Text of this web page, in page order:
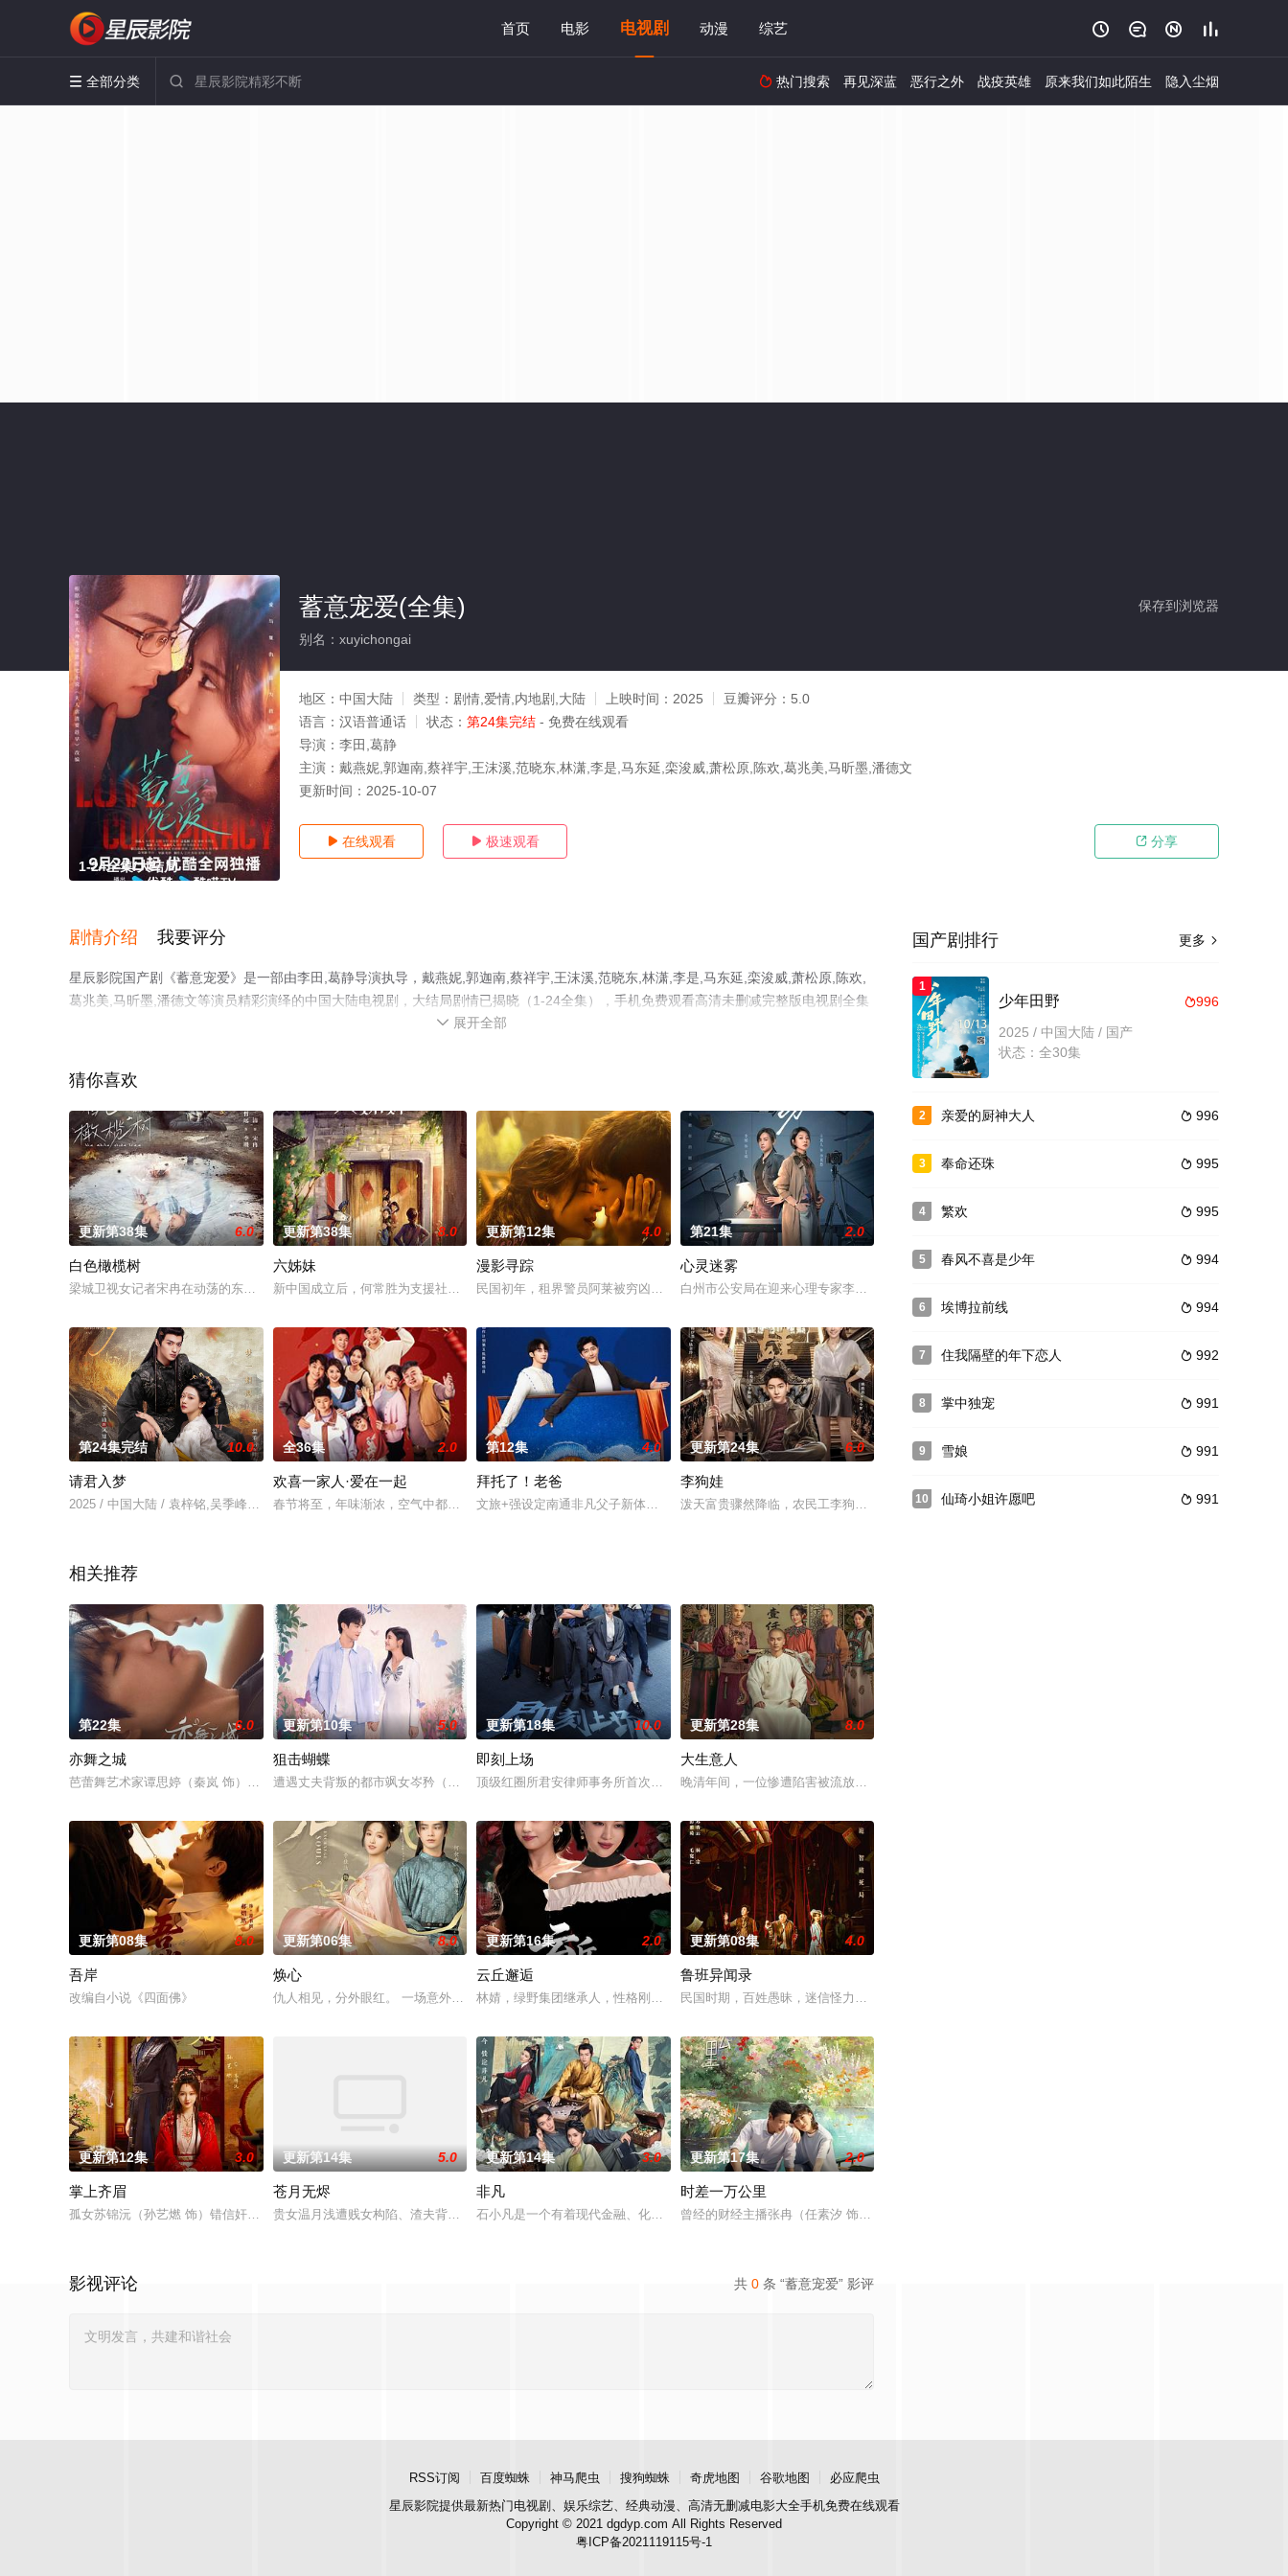
首页 电影 电视剧 动漫 综艺    
 全部分类   热门搜索 再见深蓝 恶行之外 战疫英雄 原来我们如此陌生 隐入尘烟
1-24全集/大结局
保存到浏览器
蓄意宠爱(全集)
别名：xuyichongai
地区： 中国大陆 类型： 剧情,爱情,内地剧,大陆 上映时间： 2025 豆瓣评分： 5.0
语言： 汉语普通话 状态： 第24集完结 - 免费在线观看
导演： 李田,葛静
主演： 戴燕妮,郭迦南,蔡祥宇,王沫溪,范晓东,林潇,李是,马东延,栾浚威,萧松原,陈欢,葛兆美,马昕墨,潘德文
更新时间： 2025-10-07
 在线观看  极速观看  分享
剧情介绍 我要评分
星辰影院国产剧《蓄意宠爱》是一部由李田,葛静导演执导，戴燕妮,郭迦南,蔡祥宇,王沫溪,范晓东,林潇,李是,马东延,栾浚威,萧松原,陈欢,
葛兆美,马昕墨,潘德文等演员精彩演绎的中国大陆电视剧，大结局剧情已揭晓（1-24全集），手机免费观看高清未删减完整版电视剧全集
就上星辰电影网，热播电视剧提前免费观看，更多剧情信息可移步至豆瓣电视剧、电视猫或剧情网等平台了解。
 展开全部
猜你喜欢
更新第38集 6.0
白色橄榄树
梁城卫视女记者宋冉在动荡的东国执行采访任务时突遇危险，所幸被在东国做志愿者的华裔爆破工程师李瓒相救，李瓒的温柔和心
更新第38集 8.0
六姊妹
新中国成立后，何常胜为支援社会主义建设，携家带口从扬州江都移居安徽淮南，在淮河边上扎下了根。在接下来的二十年中，何
更新第12集 4.0
漫影寻踪
民国初年，租界警员阿莱被穷凶极恶的帮派追杀，命悬一线之际，被一名凭空闪现的神秘女子露娜所救。露娜为此身受重伤，昏迷
第21集 2.0
心灵迷雾
白州市公安局在迎来心理专家李莫愁（王真儿饰）后，刑警队长丁威（李媛饰）通过心理侧写的辅助，破获一
第24集完结 10.0
请君入梦
2025 / 中国大陆 / 袁梓铭,吴季峰,温茉言
全36集 2.0
欢喜一家人·爱在一起
春节将至，年味渐浓，空气中都散发着放假的喜悦和热闹的新年氛围。可是我们主角的大家庭中，每个人都有着小烦恼。作为这个
第12集 4.0
拜托了！老爸
文旅+强设定南通非凡父子新体验。
更新第24集 6.0
李狗娃
泼天富贵骤然降临，农民工李狗娃闯入豪门世界，只为给兄弟讨公道，但谁想这竟是一场精心策划的谋杀。李
相关推荐
第22集 6.0
亦舞之城
芭蕾舞艺术家谭思婷（秦岚 饰）退役归国，欲与当年被迫分开的恋人冯睿（钟汉良 饰）破镜重圆，但是过去的误会如同天堑一
更新第10集 5.0
狙击蝴蝶
遭遇丈夫背叛的都市飒女岑矜（陈妍希 饰），在人生至暗时刻收到山村少年李雾（周柯宇 饰）的求助电话，他父母双亡爷爷去
更新第18集 10.0
即刻上场
顶级红圈所君安律师事务所首次设立了挑选优秀实习生入职的“识君计划”，获选的幸运儿将能得到一大笔奖金和正式留用的雇佣
更新第28集 8.0
大生意人
晚清年间，一位惨遭陷害被流放的读书人，以死谋生，在夹缝中凭借自己的智慧借势谋局，以行商入场，以票
更新第08集 8.0
吾岸
改编自小说《四面佛》
更新第06集 8.0
焕心
仇人相见，分外眼红。 一场意外，灵魂互换。 宿敌变夫妻，猫贼鼠捕破诡谲奇案……
更新第16集 2.0
云丘邂逅
林婧，绿野集团继承人，性格刚毅，却在人生巅峰遭遇背叛。苏晓梦，民宿小职员，性格温婉，却深陷家庭泥潭。一次偶然，两人
更新第08集 4.0
鲁班异闻录
民国时期，百姓愚昧，迷信怪力邪说。李木墩（来喜 饰）是雾城最好的木匠，精通古籍《鲁班秘术》，相传此
更新第12集 3.0
掌上齐眉
孤女苏锦沅（孙艺燃 饰）错信奸人逃婚酿祸，归来惊见恩人萧家遭灭顶之灾。为赎罪孽，她与替兄迎亲的萧家养子谢云宴（邓孝
更新第14集 5.0
苍月无烬
贵女温月浅遭贱女构陷、渣夫背叛，被推下万丈悬崖，一朝重生，她成了苏家嫡长女苏青染，重回宅院向昔日仇人讨还血债，为含
更新第14集 3.0
非凡
石小凡是一个有着现代金融、化学、物理知识的落魄男编剧，一场意外他来到了一个从未听说过的朝代--大南朝，成为了南国公
更新第17集 2.0
时差一万公里
曾经的财经主播张冉（任素汐 饰）因不甘海外代购的平凡生活，手握一封国内MCN公司的offer拉着丈夫付玉东
共 0 条 “蓄意宠爱” 影评
影视评论
更多 
国产剧排行
1
996
少年田野
2025 / 中国大陆 / 国产
状态：全30集
2  996
亲爱的厨神大人
3  995
奉命还珠
4  995
繁欢
5  994
春风不喜是少年
6  994
埃博拉前线
7  992
住我隔壁的年下恋人
8  991
掌中独宠
9  991
雪娘
10  991
仙琦小姐许愿吧
RSS订阅 百度蜘蛛 神马爬虫 搜狗蜘蛛 奇虎地图 谷歌地图
必应爬虫
星辰影院提供最新热门电视剧、娱乐综艺、经典动漫、高清无删减电影大全手机免费在线观看
Copyright © 2021 dgdyp.com All Rights Reserved
粤ICP备2021119115号-1